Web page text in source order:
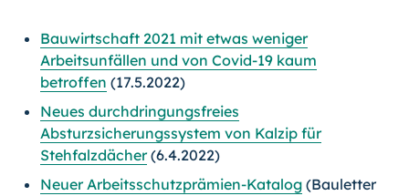
Bauwirtschaft 2021 mit etwas weniger
Arbeitsunfällen und von Covid-19 kaum
betroffen (17.5.2022)
Neues durchdringungsfreies
Absturzsicherungssystem von Kalzip für
Stehfalzdächer(6.4.2022)
Neuer Arbeitsschutzprämien-Katalog (Bauletter